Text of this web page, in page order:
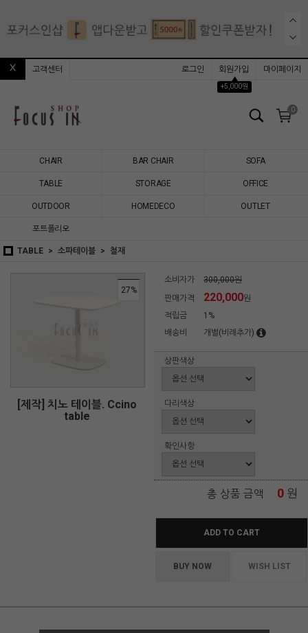
고객센터 로그인
회원가입
▲
+5,000원
마이페이지
0
CHAIR BAR CHAIR SOFA
TABLE STORAGE OFFICE
OUTDOOR HOMEDECO OUTLET
포트폴리오
TABLE 소파테이블 철재
27%
[제작] 치노 테이블. Ccino
table
소비자가
300,000원
판매가격
220,000원
적립금
1%
배송비
개별(비례추가)
상판색상
다리색상
확인사항
총 상품 금액 0 원
ADD TO CART
BUY NOW WISH LIST